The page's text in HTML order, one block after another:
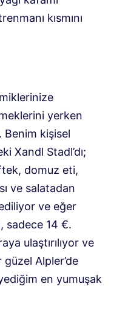
kısmını
yerken
Benim kişisel
Xandl Stadl’dı;
domuz eti,
ve salatadan
ve eğer
sadece 14 €.
ulaştırılıyor ve
Alpler’de
en yumuşak